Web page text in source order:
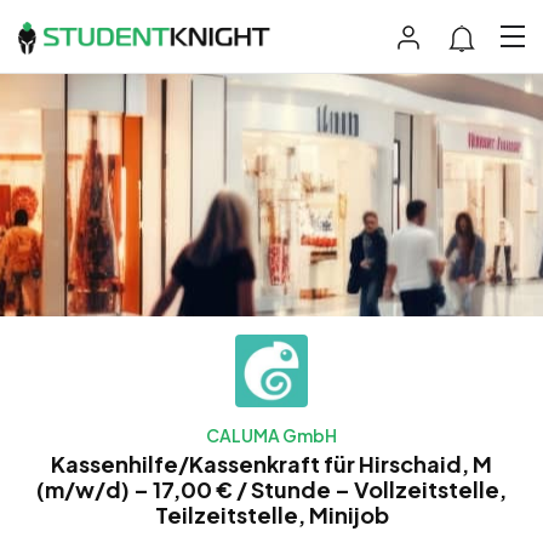
CALUMA GmbH
Kassenhilfe/Kassenkraft für Hirschaid, M
(m/w/d) – 17,00 € / Stunde – Vollzeitstelle,
Teilzeitstelle, Minijob